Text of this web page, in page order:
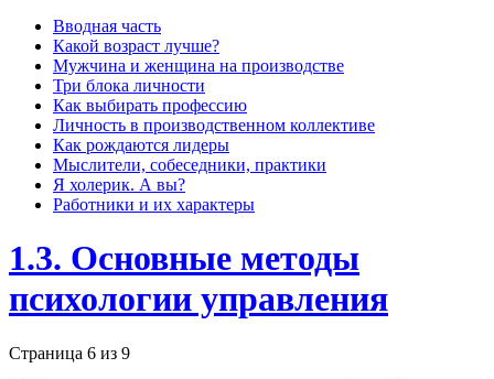
Вводная часть
Какой возраст лучше?
Мужчина и женщина на производстве
Три блока личности
Как выбирать профессию
Личность в производственном коллективе
Как рождаются лидеры
Мыслители, собеседники, практики
Я холерик. А вы?
Работники и их характеры
1.3. Основные методы
психологии управления
Страница 6 из 9